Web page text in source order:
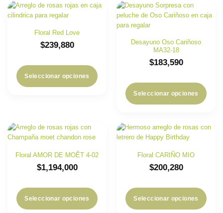
Floral Red Love
$239,880
Seleccionar opciones
Desayuno Oso Cariñoso
MA32-18
$183,590
Seleccionar opciones
Floral AMOR DE MOÊT 4-02
$1,194,000
Seleccionar opciones
Floral CARIÑO MIO
$200,280
Seleccionar opciones